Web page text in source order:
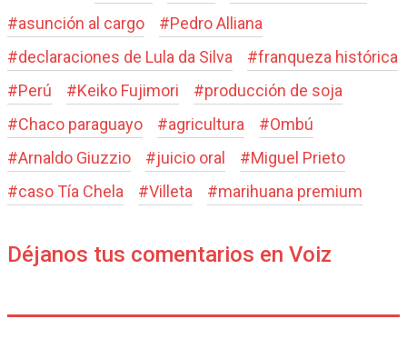
#asunción al cargo #Pedro Alliana
#declaraciones de Lula da Silva #franqueza histórica
#Perú #Keiko Fujimori #producción de soja
#Chaco paraguayo #agricultura #Ombú
#Arnaldo Giuzzio #juicio oral #Miguel Prieto
#caso Tía Chela #Villeta #marihuana premium
Déjanos tus comentarios en Voiz